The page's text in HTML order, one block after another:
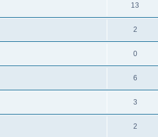
13
2
0
6
3
2